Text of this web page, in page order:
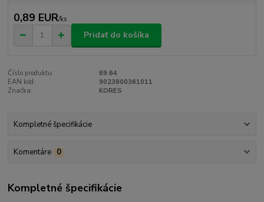
0,89 EUR/ks
Pridať do košíka
Číslo produktu:
69.64
EAN kód:
9023800361011
Značka:
KORES
Kompletné špecifikácie
Komentáre 0
Kompletné špecifikácie